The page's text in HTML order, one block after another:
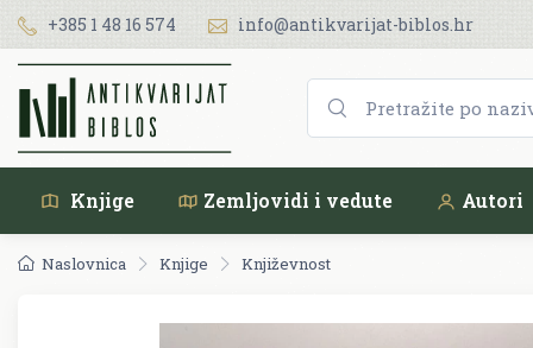
+385 1 48 16 574 info@antikvarijat-biblos.hr
Knjige Zemljovidi i vedute Autori
Naslovnica Knjige Književnost